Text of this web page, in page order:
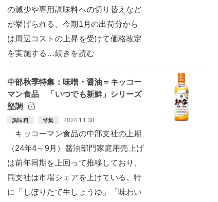
の減少や専用調味料への切り替えなど
が挙げられる。今期1月の出荷分から
は周辺コストの上昇を受けて価格改定
を実施する…続きを読む
中部秋季特集：味噌・醤油＝キッコー
マン食品 「いつでも新鮮」シリーズ
堅調
調味料 特集 2024.11.30
キッコーマン食品の中部支社の上期
（24年4～9月）醤油部門家庭用売上げ
は前年同期を上回って推移しており、
同支社は市場シェアを上げている。特
に「しぼりたて生しょうゆ」「味わい